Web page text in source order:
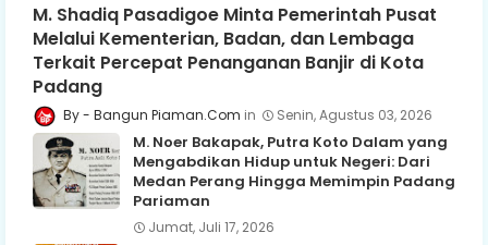
M. Shadiq Pasadigoe Minta Pemerintah Pusat
Melalui Kementerian, Badan, dan Lembaga
Terkait Percepat Penanganan Banjir di Kota
Padang
Bangun Piaman.Com Senin, Agustus 03, 2026
M. Noer Bakapak, Putra Koto Dalam yang
Mengabdikan Hidup untuk Negeri: Dari
Medan Perang Hingga Memimpin Padang
Pariaman
Jumat, Juli 17, 2026